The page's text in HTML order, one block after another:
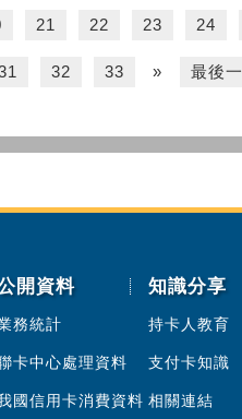
21 22 23 24
32 33 » 最後
開資料
務統計
卡中心處理資料
國信用卡消費資料
知識分享
持卡人教育
支付卡知識
相關連結